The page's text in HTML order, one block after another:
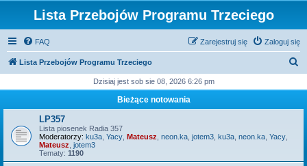
Lista Przebojów Programu Trzeciego
FAQ Zaloguj się
Zarejestruj się
Lista Przebojów Programu Trzeciego
k
Dzisiaj jest sob sie 08, 2026 6:26 pm
Bieżące notowania
LP357
Lista piosenek Radia 357
Moderatorzy: ku3a Yacy Mateusz neon.ka jotem3 ku3a neon.ka Yacy
Mateusz jotem3
Tematy: 1190